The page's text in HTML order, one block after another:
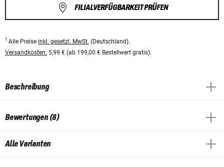
FILIALVERFÜGBARKEIT PRÜFEN
1 Alle Preise inkl. gesetzl. MwSt. (Deutschland).
Versandkosten: 5,99 € (ab 199,00 € Bestellwert gratis).
Beschreibung
Bewertungen (8)
Alle Varianten